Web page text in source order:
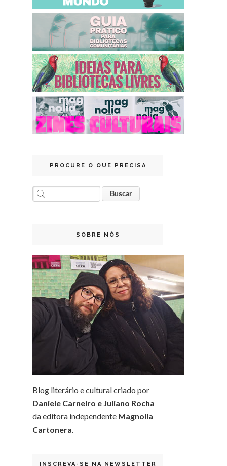
PROCURE O QUE PRECISA
SOBRE NÓS
Blog literário e cultural criado por
Daniele Carneiro e Juliano Rocha
da editora independente Magnolia
Cartonera.
INSCREVA-SE NA NEWSLETTER